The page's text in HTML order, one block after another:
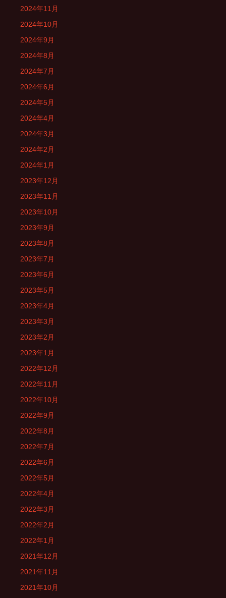
2024年11月
2024年10月
2024年9月
2024年8月
2024年7月
2024年6月
2024年5月
2024年4月
2024年3月
2024年2月
2024年1月
2023年12月
2023年11月
2023年10月
2023年9月
2023年8月
2023年7月
2023年6月
2023年5月
2023年4月
2023年3月
2023年2月
2023年1月
2022年12月
2022年11月
2022年10月
2022年9月
2022年8月
2022年7月
2022年6月
2022年5月
2022年4月
2022年3月
2022年2月
2022年1月
2021年12月
2021年11月
2021年10月